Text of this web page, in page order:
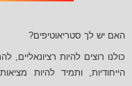
האם יש לך סטריאוטיפים?
כולנו רוצים להיות רציונאליים,
הייחודיות, ותמיד להיות